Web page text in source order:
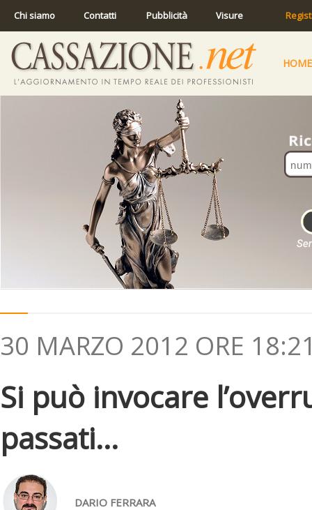
Chi siamo Contatti Pubblicità Visure
HOME
30 MARZO 2012 ORE
Si può invocare
passati...
DARIO FERRARA